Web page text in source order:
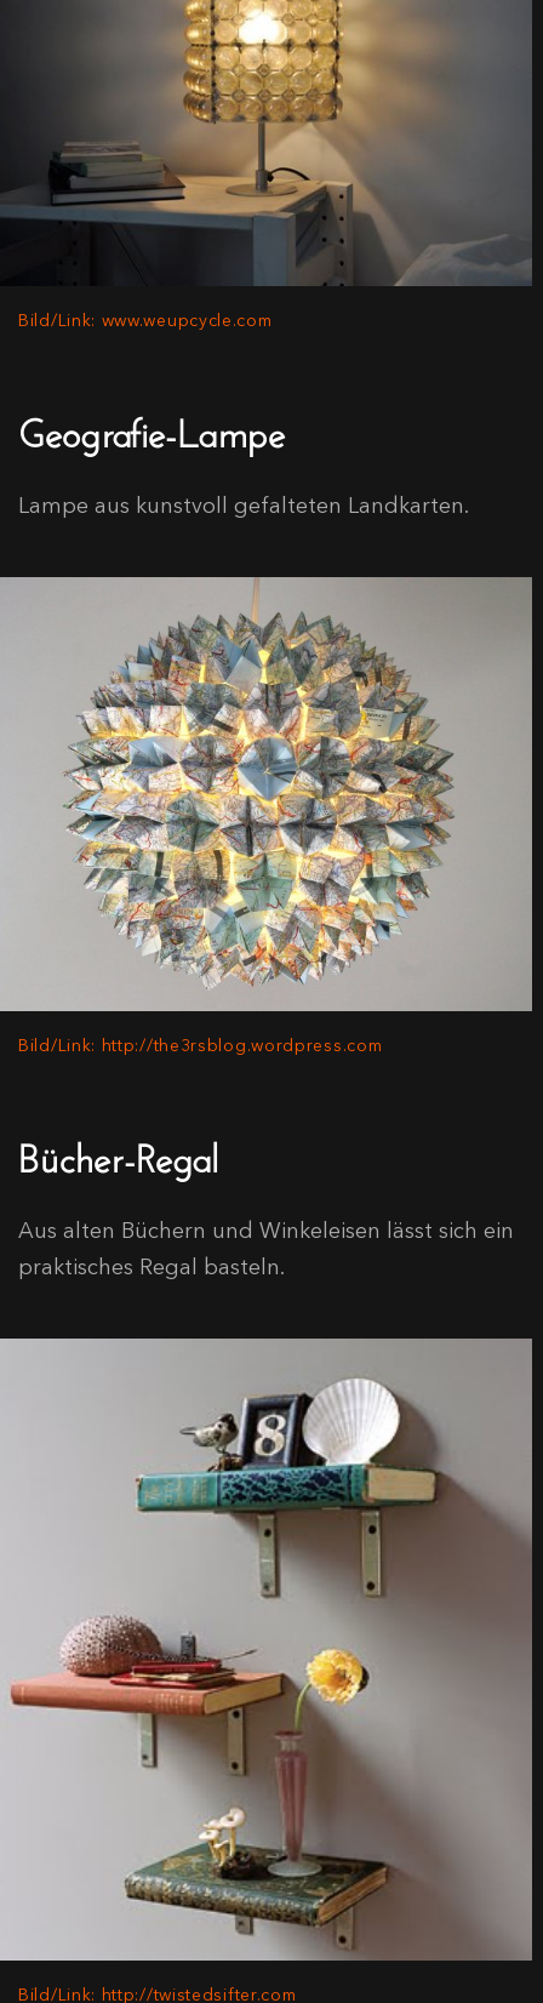
Bild/Link: www.weupcycle.com
Geografie-Lampe
Lampe aus kunstvoll gefalteten Landkarten.
Bild/Link: http://the3rsblog.wordpress.com
Bücher-Regal
Aus alten Büchern und Winkeleisen lässt sich ein
praktisches Regal basteln.
Bild/Link: http://twistedsifter.com